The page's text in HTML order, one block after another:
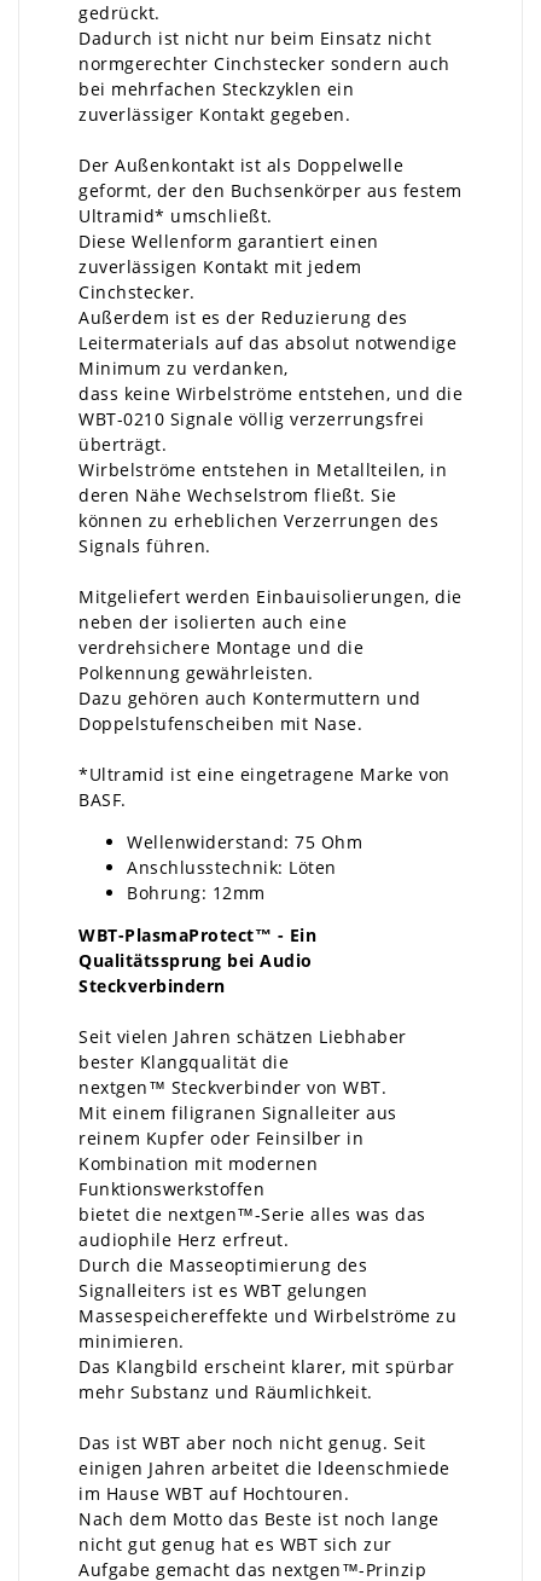
gedrückt.
Dadurch ist nicht nur beim Einsatz nicht
normgerechter Cinchstecker sondern auch
bei mehrfachen Steckzyklen ein
zuverlässiger Kontakt gegeben.
Der Außenkontakt ist als Doppelwelle
geformt, der den Buchsenkörper aus festem
Ultramid* umschließt.
Diese Wellenform garantiert einen
zuverlässigen Kontakt mit jedem
Cinchstecker.
Außerdem ist es der Reduzierung des
Leitermaterials auf das absolut notwendige
Minimum zu verdanken,
dass keine Wirbelströme entstehen, und die
WBT-0210 Signale völlig verzerrungsfrei
überträgt.
Wirbelströme entstehen in Metallteilen, in
deren Nähe Wechselstrom fließt. Sie
können zu erheblichen Verzerrungen des
Signals führen.
Mitgeliefert werden Einbauisolierungen, die
neben der isolierten auch eine
verdrehsichere Montage und die
Polkennung gewährleisten.
Dazu gehören auch Kontermuttern und
Doppelstufenscheiben mit Nase.
*Ultramid ist eine eingetragene Marke von
BASF.
Wellenwiderstand: 75 Ohm
Anschlusstechnik: Löten
Bohrung: 12mm
WBT-PlasmaProtect™ - Ein
Qualitätssprung bei Audio
Steckverbindern
Seit vielen Jahren schätzen Liebhaber
bester Klangqualität die
nextgen™ Steckverbinder von WBT.
Mit einem filigranen Signalleiter aus
reinem Kupfer oder Feinsilber in
Kombination mit modernen
Funktionswerkstoffen
bietet die nextgen™-Serie alles was das
audiophile Herz erfreut.
Durch die Masseoptimierung des
Signalleiters ist es WBT gelungen
Massespeichereffekte und Wirbelströme zu
minimieren.
Das Klangbild erscheint klarer, mit spürbar
mehr Substanz und Räumlichkeit.
Das ist WBT aber noch nicht genug. Seit
einigen Jahren arbeitet die ldeenschmiede
im Hause WBT auf Hochtouren.
Nach dem Motto das Beste ist noch lange
nicht gut genug hat es WBT sich zur
Aufgabe gemacht das nextgen™-Prinzip